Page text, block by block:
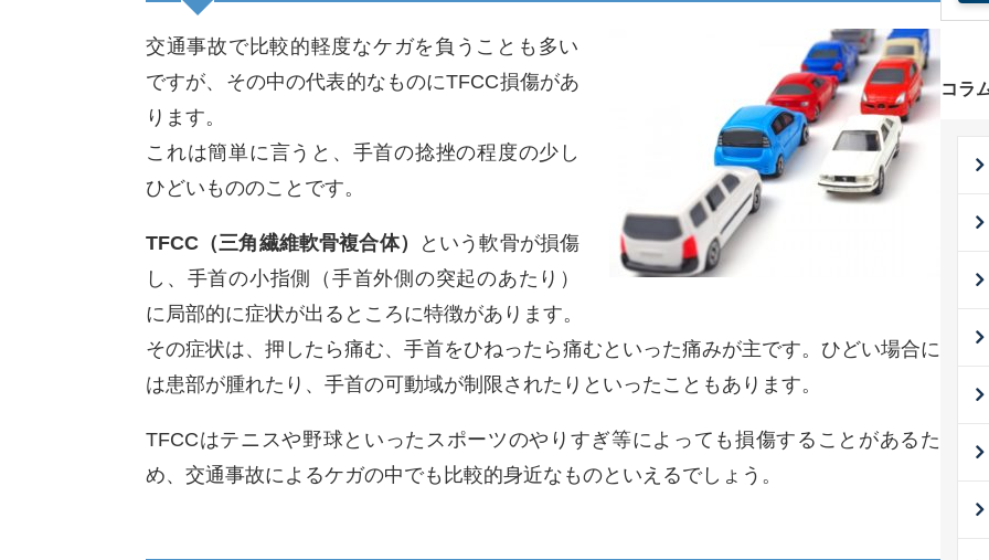
交通事故で比較的軽度なケガを負うことも多い
ですが、その中の代表的なものにTFCC損傷があ
ります。
これは簡単に言うと、手首の捻挫の程度の少し
ひどいもののことです。
TFCC（三角繊維軟骨複合体）
という軟骨が損傷
し、手首の小指側（手首外側の突起のあたり）
に局部的に症状が出るところに特徴があります。
その症状は、押したら痛む、手首をひねったら痛むといった痛みが主です。ひどい場合に
は患部が腫れたり、手首の可動域が制限されたりといったこともあります。
TFCCはテニスや野球といったスポーツのやりすぎ等によっても損傷することがあるた
め、交通事故によるケガの中でも比較的身近なものといえるでしょう。
コラ